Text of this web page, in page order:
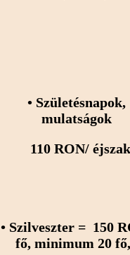
• Születésnapok,
mulatságok
110 RON/
• Szilveszter = 150
fő, minimum 20